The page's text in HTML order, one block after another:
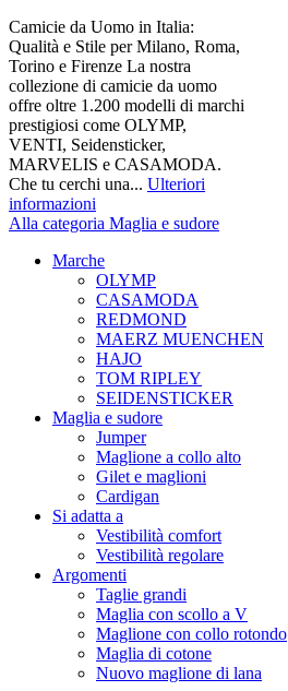
Camicie da Uomo in Italia:
Qualità e Stile per Milano, Roma,
Torino e Firenze La nostra
collezione di camicie da uomo
offre oltre 1.200 modelli di marchi
prestigiosi come OLYMP,
VENTI, Seidensticker,
MARVELIS e CASAMODA.
Che tu cerchi una... Ulteriori
informazioni
Alla categoria Maglia e sudore
Marche
OLYMP
CASAMODA
REDMOND
MAERZ MUENCHEN
HAJO
TOM RIPLEY
SEIDENSTICKER
Maglia e sudore
Jumper
Maglione a collo alto
Gilet e maglioni
Cardigan
Si adatta a
Vestibilità comfort
Vestibilità regolare
Argomenti
Taglie grandi
Maglia con scollo a V
Maglione con collo rotondo
Maglia di cotone
Nuovo maglione di lana